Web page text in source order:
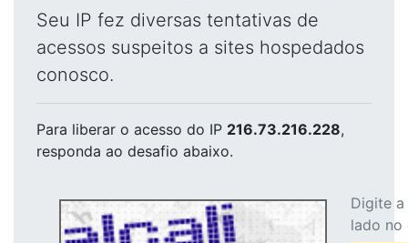
Seu IP fez diversas tentativas de
acessos suspeitos a sites hospedados
conosco.
Para liberar o acesso do IP 216.73.216.228,
responda ao desafio abaixo.
Digite
lado no